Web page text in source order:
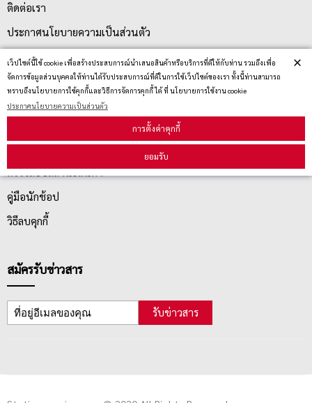
เว็ปไซต์นี้ใช้ cookie เพื่อสร้างประสบการณ์นำเสนอสินค้าหรือบริการที่ดีให้กับท่าน รวมถึงเพื่อ
จัดการข้อมูลส่วนบุคคลให้ท่านได้รับประสบการณ์ที่ดีในการใช้เว็ปไซต์ของเรา ทั้งนี้ท่านสามารถ
ทราบถึงนโยบายการใช้คุกกี้และวิธีการจัดการคุกกี้ ได้ ที่ นโยบายการใช้งาน cookie
ประกาศนโยบายความเป็นส่วนตัว
การตั้งค่าคุกกี้
ยอมรับ
×
ติดต่อเรา
ประกาศนโยบายความเป็นส่วนตัว
นโยบายการจัดส่ง
นโยบายการเปลี่ยน/คืน สินค้า
ตรวจสอบสถานะสินค้า
คู่มือนักช้อป
วิธีลบคุกกี้
สมัครรับข่าวสาร
รับข่าวสาร